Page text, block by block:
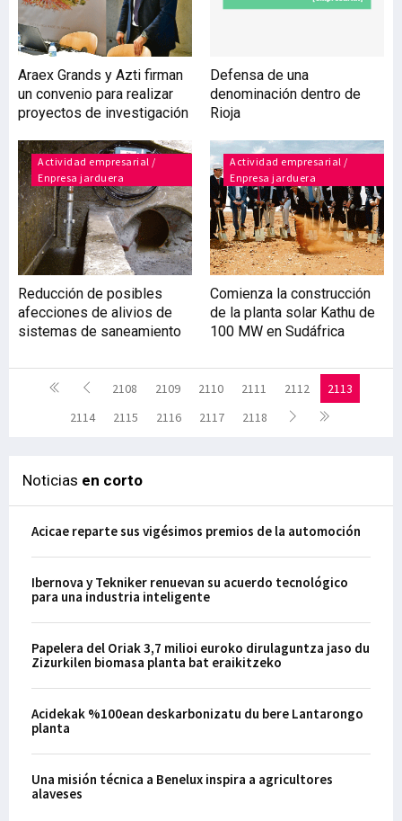
Araex Grands y Azti firman
un convenio para realizar
proyectos de investigación
Defensa de una
denominación dentro de
Rioja
Actividad empresarial /
Enpresa jarduera
Reducción de posibles
afecciones de alivios de
sistemas de saneamiento
Actividad empresarial /
Enpresa jarduera
Comienza la construcción
de la planta solar Kathu de
100 MW en Sudáfrica
2108 2109 2110 2111 2112
2113
2114
2115 2116 2117 2118
Noticias en corto
Acicae reparte sus vigésimos premios de la automoción
Ibernova y Tekniker renuevan su acuerdo tecnológico
para una industria inteligente
Papelera del Oriak 3,7 milioi euroko dirulaguntza jaso du
Zizurkilen biomasa planta bat eraikitzeko
Acidekak %100ean deskarbonizatu du bere Lantarongo
planta
Una misión técnica a Benelux inspira a agricultores
alaveses